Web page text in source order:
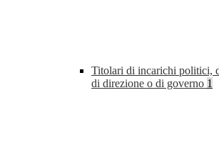
Titolari di incarichi politici,
di direzione o di governo 1